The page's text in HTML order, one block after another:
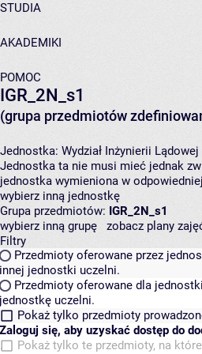
STUDIA
AKADEMIKI
POMOC
IGR_2N_s1
(grupa przedmiotów
Jednostka: Wydział Inżynierii
Jednostka ta nie musi mieć jednak
jednostka wymieniona w
wybierz inną jednostkę
Grupa przedmiotów: IGR_2N_s1
wybierz inną grupę
zobacz plany
Filtry
Przedmioty oferowane przez
innej jednostki uczelni.
Przedmioty oferowane dla
jednostkę uczelni.
Pokaż tylko przedmioty
Zaloguj się, aby uzyskać dostęp do
Pokaż tylko te przedmioty, na